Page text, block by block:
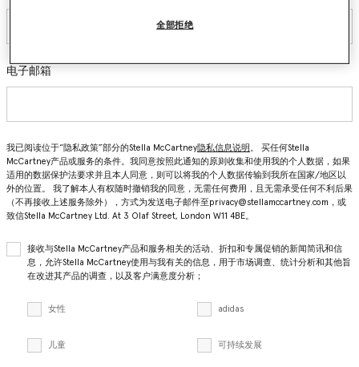
电子邮箱
我已阅读位于“隐私政策”部分的Stella McCartney隐私信息说明
。 买任何Stella
McCartney产品或服务的条件。我同意按照此通知的原则收集和使用我的个人数据，如果
适用的数据保护法要求并且本人同意，则可以将我的个人数据传输到我所在国家/地区以
外的位置。 我了解本人有权随时撤销我的同意，无需任何费用，且无需承受任何不利后果
（不再接收上述服务除外），方式为发送电子邮件至privacy@stellamccartney.com，或
致信Stella McCartney Ltd. At 3 Olaf Street, London W11 4BE。
接收与Stella McCartney产品和服务相关的活动、折扣和专属促销的新闻简讯和信
息，允许Stella McCartney使用与我有关的信息，用于市场调查、统计分析和其他旨
在改进其产品的调查，以及客户满意度分析；
女性 adidas
儿童 可持续发展
全部拒绝